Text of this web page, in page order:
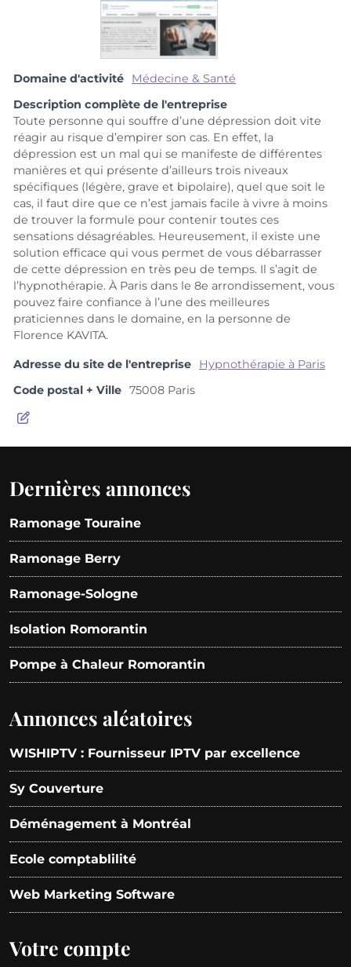
Domaine d'activité
Médecine & Santé
Description complète de l'entreprise
Toute personne qui souffre d’une dépression doit vite
réagir au risque d’empirer son cas. En effet, la
dépression est un mal qui se manifeste de différentes
manières et qui présente d’ailleurs trois niveaux
spécifiques (légère, grave et bipolaire), quel que soit le
cas, il faut dire que ce n’est jamais facile à vivre à moins
de trouver la formule pour contenir toutes ces
sensations désagréables. Heureusement, il existe une
solution efficace qui vous permet de vous débarrasser
de cette dépression en très peu de temps. Il s’agit de
l’hypnothérapie. À Paris dans le 8e arrondissement, vous
pouvez faire confiance à l’une des meilleures
praticiennes dans le domaine, en la personne de
Florence KAVITA.
Adresse du site de l'entreprise
Hypnothérapie à Paris
Code postal + Ville 75008 Paris
Dernières annonces
Ramonage Touraine
Ramonage Berry
Ramonage-Sologne
Isolation Romorantin
Pompe à Chaleur Romorantin
Annonces aléatoires
WISHIPTV : Fournisseur IPTV par excellence
Sy Couverture
Déménagement à Montréal
Ecole comptablilité
Web Marketing Software
Votre compte